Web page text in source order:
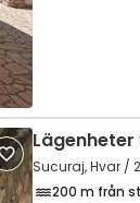
Sucuraj, Hvar /
200 m från